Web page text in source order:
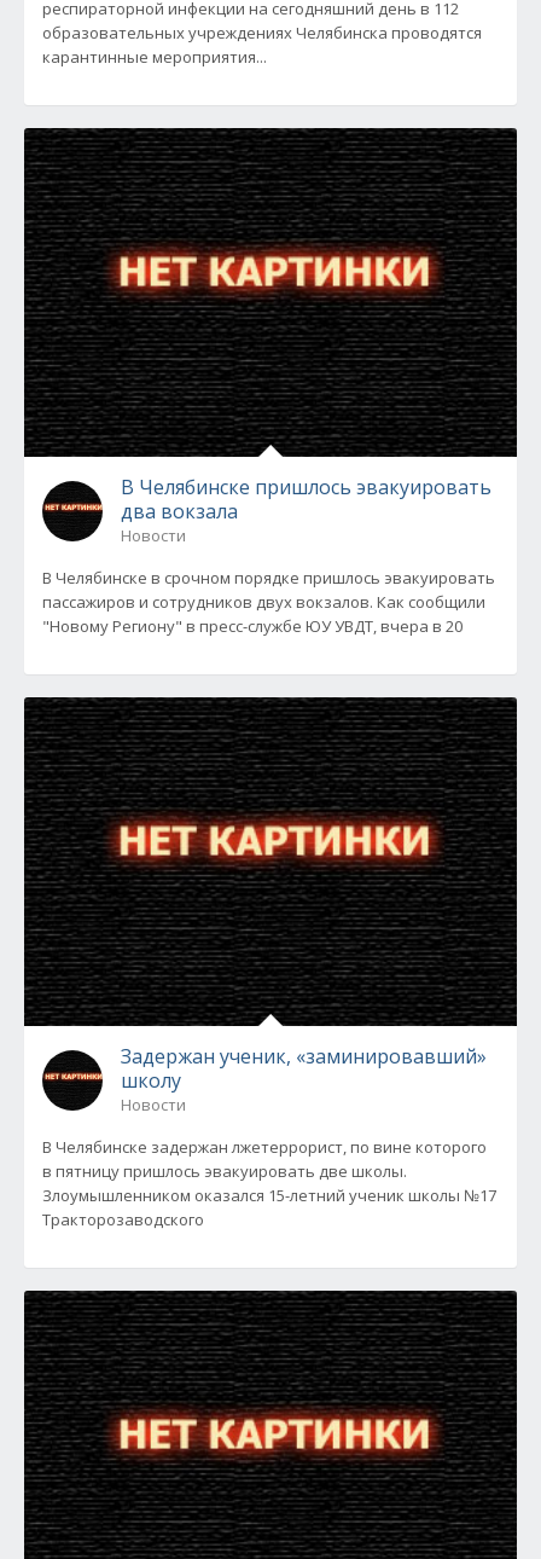
респираторной инфекции на сегодняшний день в 112
образовательных учреждениях Челябинска проводятся
карантинные мероприятия...
В Челябинске пришлось эвакуировать
два вокзала
Новости
В Челябинске в срочном порядке пришлось эвакуировать
пассажиров и сотрудников двух вокзалов. Как сообщили
"Новому Региону" в пресс-службе ЮУ УВДТ, вчера в 20
Задержан ученик, «заминировавший»
школу
Новости
В Челябинске задержан лжетеррорист, по вине которого
в пятницу пришлось эвакуировать две школы.
Злоумышленником оказался 15-летний ученик школы №17
Тракторозаводского